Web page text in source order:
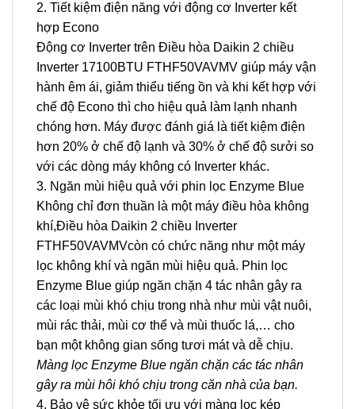
2. Tiết kiệm điện năng với động cơ Inverter kết
hợp Econo
Động cơ Inverter trên Điều hòa Daikin 2 chiều
Inverter 17100BTU FTHF50VAVMV giúp máy vận
hành êm ái, giảm thiểu tiếng ồn và khi kết hợp với
chế độ Econo thì cho hiệu quả làm lạnh nhanh
chóng hơn. Máy được đánh giá là tiết kiệm điện
hơn 20% ở chế độ lạnh và 30% ở chế độ sưởi so
với các dòng máy không có Inverter khác.
3. Ngăn mùi hiệu quả với phin lọc Enzyme Blue
Không chỉ đơn thuần là một máy điều hòa không
khí,Điều hòa Daikin 2 chiều Inverter
FTHF50VAVMVcòn có chức năng như một máy
lọc không khí và ngăn mùi hiệu quả. Phin lọc
Enzyme Blue giúp ngăn chặn 4 tác nhân gây ra
các loại mùi khó chịu trong nhà như mùi vật nuôi,
mùi rác thải, mùi cơ thể và mùi thuốc lá,… cho
bạn một không gian sống tươi mát và dễ chịu.
Màng lọc Enzyme Blue ngăn chặn các tác nhân
gây ra mùi hôi khó chịu trong căn nhà của bạn.
4. Bảo vệ sức khỏe tối ưu với màng lọc kép